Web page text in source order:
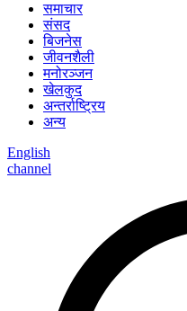
समाचार
संसद
बिजनेस
जीवनशैली
मनोरञ्जन
खेलकुद
अन्तर्राष्ट्रिय
अन्य
English
channel